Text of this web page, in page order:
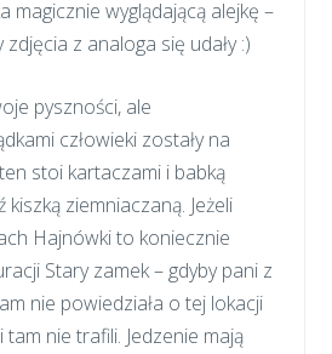
magicznie wyglądającą alejkę –
zdjęcia z analoga się udały :)
pyszności, ale
człowieki zostały na
stoi kartaczami i babką
kiszką ziemniaczaną. Jeżeli
Hajnówki to koniecznie
Stary zamek – gdyby pani z
nie powiedziała o tej lokacji
tam nie trafili. Jedzenie mają